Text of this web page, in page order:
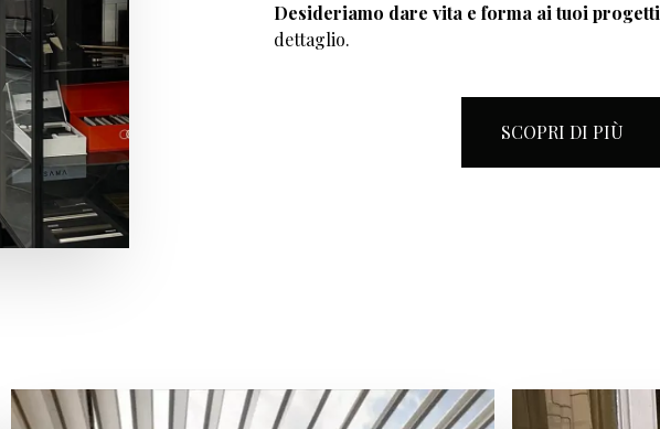
Desideriamo dare vita e forma ai tuoi progetti
dettaglio.
SCOPRI DI PIÙ